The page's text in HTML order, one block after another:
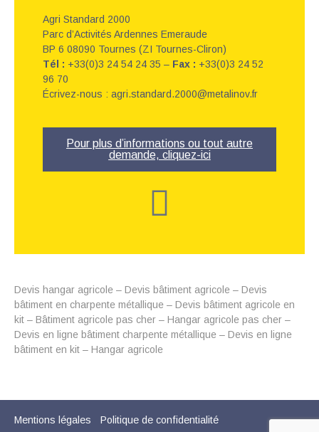
Agri Standard 2000
Parc d’Activités Ardennes Emeraude
BP 6 08090 Tournes (ZI Tournes-Cliron)
Tél : +33(0)3 24 54 24 35 – Fax : +33(0)3 24 52
96 70
Écrivez-nous : agri.standard.2000@metalinov.fr
Pour plus d’informations ou tout autre
demande, cliquez-ici
Devis hangar agricole – Devis bâtiment agricole – Devis
bâtiment en charpente métallique – Devis bâtiment agricole en
kit – Bâtiment agricole pas cher – Hangar agricole pas cher –
Devis en ligne bâtiment charpente métallique – Devis en ligne
bâtiment en kit – Hangar agricole
Mentions légales
Politique de confidentialité